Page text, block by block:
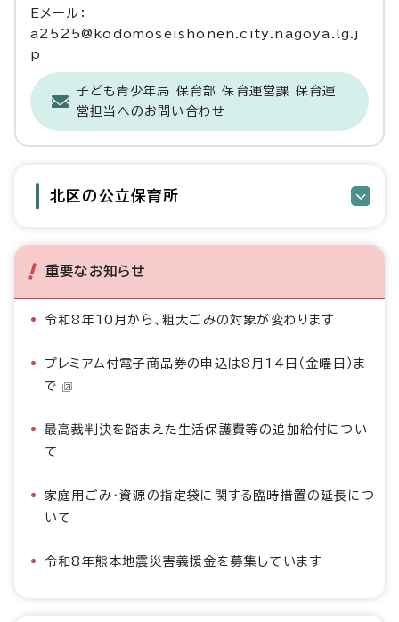
Eメール：
a2525@kodomoseishonen.city.nagoya.lg.j
p
子ども青少年局 保育部 保育運営課 保育運
営担当へのお問い合わせ
北区の公立保育所
重要なお知らせ
令和8年10月から、粗大ごみの対象が変わります
プレミアム付電子商品券の申込は8月14日（金曜日）ま
で
最高裁判決を踏まえた生活保護費等の追加給付につい
て
家庭用ごみ・資源の指定袋に関する臨時措置の延長につ
いて
令和8年熊本地震災害義援金を募集しています